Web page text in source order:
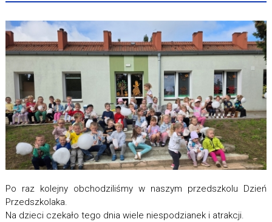
Po raz kolejny obchodziliśmy w naszym przedszkolu Dzień
Przedszkolaka.
Na dzieci czekało tego dnia wiele niespodzianek i atrakcji.